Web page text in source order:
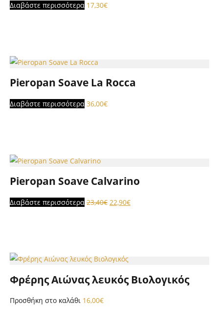
Διαβάστε περισσότερα 17,30€
Pieropan Soave La Rocca
Διαβάστε περισσότερα 36,00€
Pieropan Soave Calvarino
Διαβάστε περισσότερα 23,40€ Original
22,90€Η
Φρέρης Αιώνας λευκός Βιολογικός
Προσθήκη στο καλάθι 16,00€